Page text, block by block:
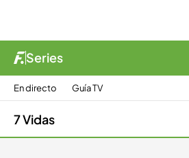
Series
En directo Guía TV
7 Vidas